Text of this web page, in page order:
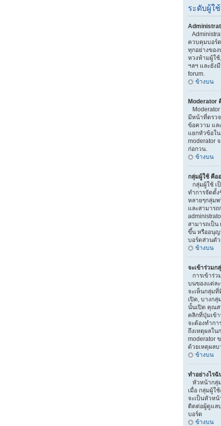
ระดับผู้ใ
ควบคุมบอร์
ทุกอย่างของ
หวงห้ามผู้ใช้
ฯลฯ และยัง
forum.
ข้างบน
Moderator
มีหน้าที่ตรว
ข้อความ แล
แยกหัวข้อใ
moderator
ก่อกวน.
ข้างบน
กลุ่มผู้ใช้ คือ
กลุ่มผู้ใช้ เ
ทำการจัดตั้
หลายๆกลุ่ม
และสามาร
สามารถเป็น
ขึ้น หรืออนุญ
บอร์ดส่วนตัว
ข้างบน
จะเข้าร่วมก
การเข้าร่
บนของแต่ล
จะเห็นกลุ่ม
เปิด, บางก
นั้นเปิด คุณส
คลิกที่ปุ่มเข้
จะต้องทำก
ถึงเหตุผลใน
moderator
ด้วยเหตุผลบ
ข้างบน
ทำอย่างไร
หัวหน้ากลุ่
เมื่อ กลุ่มผู้ใ
จะเป็นหัวห
ติดต่อผู้ดูแล
บอร์ด
ข้างบน